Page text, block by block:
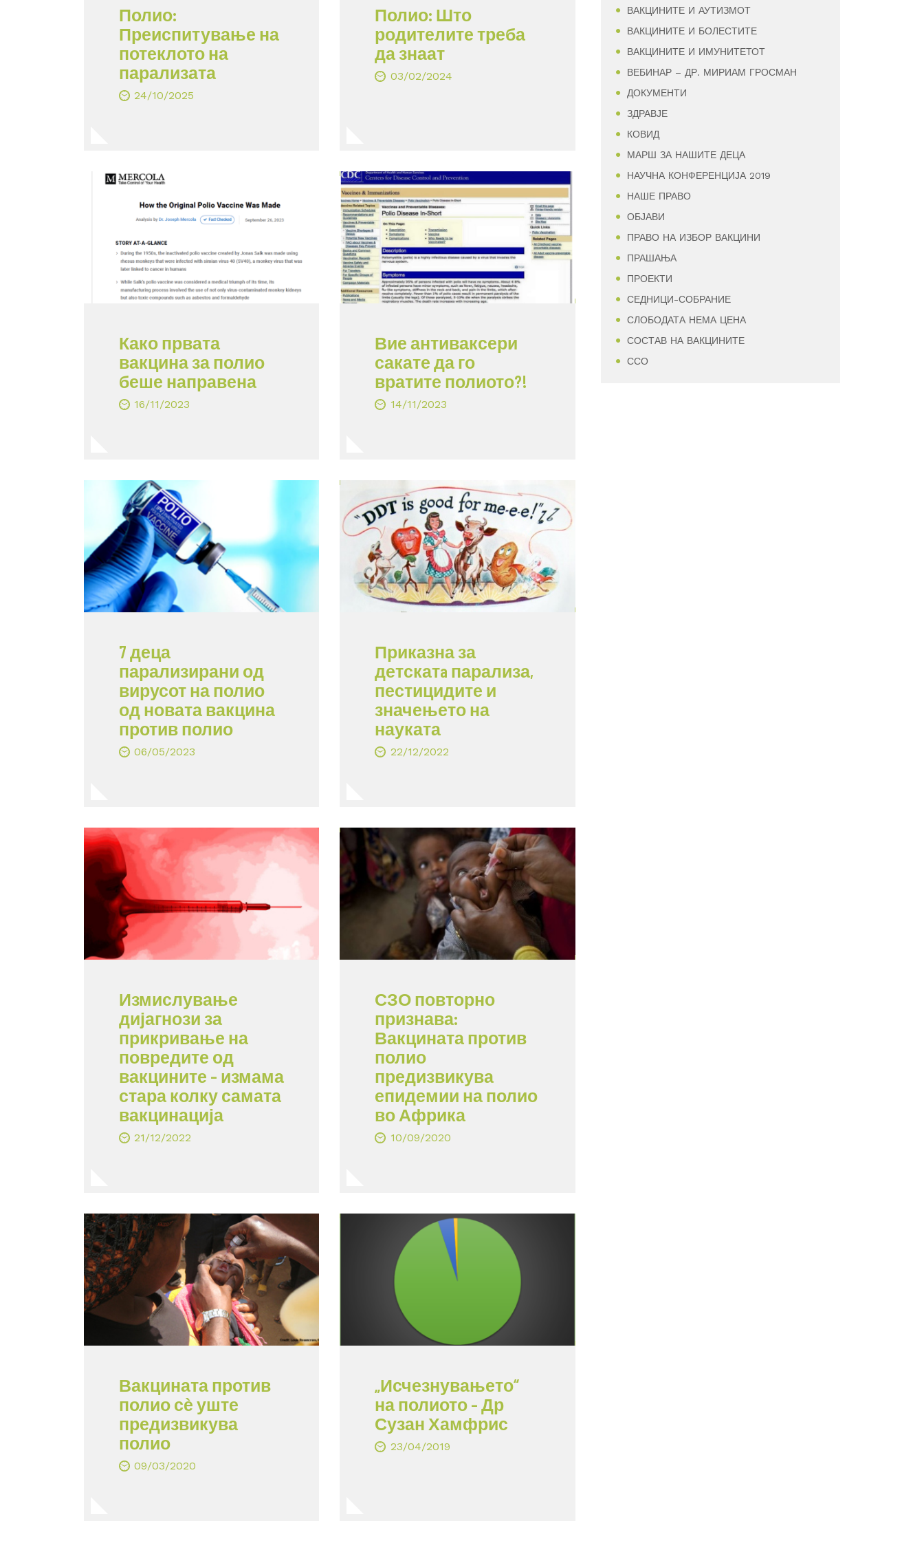
Полио:
Преиспитување на
потеклото на
парализата
24/10/2025
Полио: Што
родителите треба
да знаат
03/02/2024
Како првата
вакцина за полио
беше направена
16/11/2023
Вие антиваксери
сакате да го
вратите полиото?!
14/11/2023
7 деца
парализирани од
вирусот на полио
од новата вакцина
против полио
06/05/2023
Приказна за
детскатa парализа,
пестицидите и
значењето на
науката
22/12/2022
Измислување
дијагнози за
прикривање на
повредите од
вакцините – измама
стара колку самата
вакцинација
21/12/2022
СЗО повторно
признава:
Вакцината против
полио
предизвикува
епидемии на полио
во Африка
10/09/2020
Вакцината против
полио сѐ уште
предизвикува
полио
09/03/2020
„Исчезнувањето“
на полиото – Др
Сузан Хамфрис
23/04/2019
ВАКЦИНИТЕ И АУТИЗМОТ
ВАКЦИНИТЕ И БОЛЕСТИТЕ
ВАКЦИНИТЕ И ИМУНИТЕТОТ
ВЕБИНАР – ДР. МИРИАМ ГРОСМАН
ДОКУМЕНТИ
ЗДРАВЈЕ
КОВИД
МАРШ ЗА НАШИТЕ ДЕЦА
НАУЧНА КОНФЕРЕНЦИЈА 2019
НАШЕ ПРАВО
ОБЈАВИ
ПРАВО НА ИЗБОР ВАКЦИНИ
ПРАШАЊА
ПРОЕКТИ
СЕДНИЦИ-СОБРАНИЕ
СЛОБОДАТА НЕМА ЦЕНА
СОСТАВ НА ВАКЦИНИТЕ
ССО